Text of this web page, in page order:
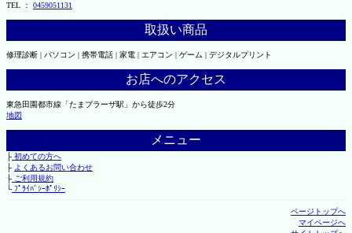
TEL ： 0459051131
取扱い商品
修理診断 | パソコン | 携帯電話 | 家電 | エアコン | ゲーム | デジタルプリント
お店へのアクセス
東急田園都市線「たまプラーザ駅」から徒歩2分
地図
メニュー
├初めての方へ
├ よくあるお問い合わせ
├ご利用規約
└ﾌﾟﾗｲﾊﾞｼｰﾎﾟﾘｼｰ
ページトップへ
マイページへ